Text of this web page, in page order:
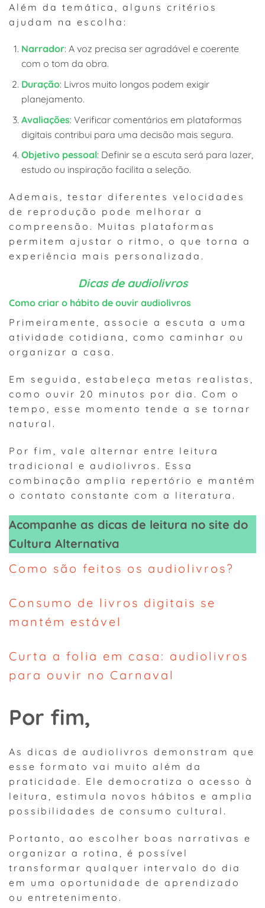
Além da temática, alguns critérios
ajudam na escolha:
Narrador: A voz precisa ser agradável e coerente
com o tom da obra.
Duração: Livros muito longos podem exigir
planejamento.
Avaliações: Verificar comentários em plataformas
digitais contribui para uma decisão mais segura.
Objetivo pessoal: Definir se a escuta será para lazer,
estudo ou inspiração facilita a seleção.
Ademais, testar diferentes velocidades
de reprodução pode melhorar a
compreensão. Muitas plataformas
permitem ajustar o ritmo, o que torna a
experiência mais personalizada.
Dicas de audiolivros
Como criar o hábito de ouvir audiolivros
Primeiramente, associe a escuta a uma
atividade cotidiana, como caminhar ou
organizar a casa.
Em seguida, estabeleça metas realistas,
como ouvir 20 minutos por dia. Com o
tempo, esse momento tende a se tornar
natural.
Por fim, vale alternar entre leitura
tradicional e audiolivros. Essa
combinação amplia repertório e mantém
o contato constante com a literatura.
Acompanhe as dicas de leitura no site do
Cultura Alternativa
Como são feitos os audiolivros?
Consumo de livros digitais se
mantém estável
Curta a folia em casa: audiolivros
para ouvir no Carnaval
Por fim,
As dicas de audiolivros demonstram que
esse formato vai muito além da
praticidade. Ele democratiza o acesso à
leitura, estimula novos hábitos e amplia
possibilidades de consumo cultural.
Portanto, ao escolher boas narrativas e
organizar a rotina, é possível
transformar qualquer intervalo do dia
em uma oportunidade de aprendizado
ou entretenimento.